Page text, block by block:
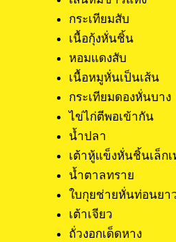
กระเทียม
เนื้อกุ้งหั่
หอมแดงสั
เนื้อหมูหั่น
กระเทียมดอง
ไข่ไก่ตีพ
น้ำปลา
เต้าหู้แข็งหั่นชิ้น
น้ำตาลทร
ใบกุยช่ายหั่น
เต้าเจีย
ถั่วงอกเ